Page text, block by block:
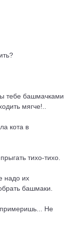
тебе башмачками
мягче!..
кота в
тихо-тихо.
надо их
башмаки.
Не